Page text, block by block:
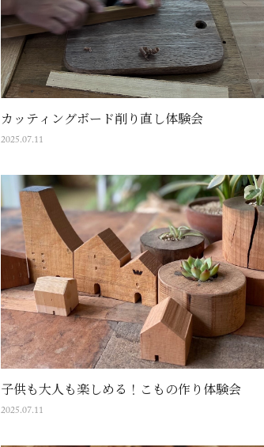
カッティングボード削り直し体験会
2025.07.11
子供も大人も楽しめる！こもの作り体験会
2025.07.11